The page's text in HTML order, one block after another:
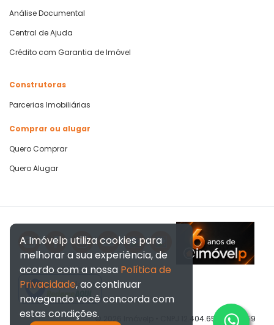
Análise Documental
Central de Ajuda
Crédito com Garantia de Imóvel
Construtoras
Parcerias Imobiliárias
Comprar ou alugar
Quero Comprar
Quero Alugar
Verificada por
© 2026 Imóvelp • CNPJ 12.404.656/0001-59
A Imóvelp utiliza cookies para
melhorar a sua experiência, de
acordo com a nossa Política de
Privacidade, ao continuar
navegando você concorda com
estas condições.